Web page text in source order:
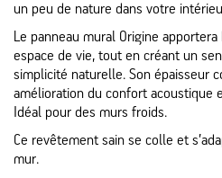
un peu de nature dans votre
Le panneau mural Origine
espace de vie, tout en créant un
simplicité naturelle. Son épaisseur
amélioration du confort acoustique
Idéal pour des murs froids.
Ce revêtement sain se colle et
mur.